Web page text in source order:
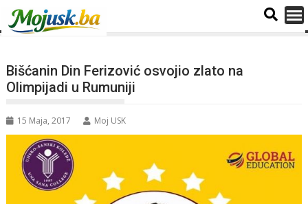
Bišćanin Din Ferizović osvojio zlato na
Olimpijadi u Rumuniji
15 Maja, 2017 Moj USK